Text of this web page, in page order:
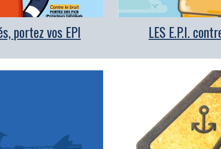
portez vos EPI LES E.P.I.